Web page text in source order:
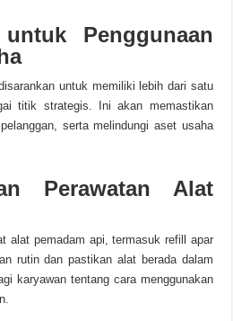
untuk Penggunaan
untuk memiliki lebih dari satu
titik strategis. Ini akan memastikan
serta melindungi aset usaha
Perawatan Alat
alat pemadam api, termasuk refill apar
rutin dan pastikan alat berada dalam
karyawan tentang cara menggunakan